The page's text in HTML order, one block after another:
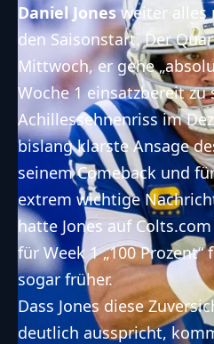
Daniel Jonesweiter alles
den Saisonstart. Der
Mittwoch, er gehe
Woche 1 einsatzbereit zu
Achillessehnenriss im
bislang klarste Ansage
seinem Comeback und
extrem wichtige
hatte Jones auf
für Week 1 „100
sogar früher.
Dass Jones diese
deutlich ausspricht,